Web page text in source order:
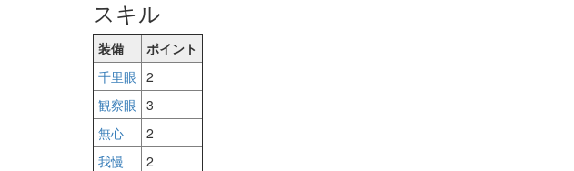
スキル
装備
ポイント
千里眼 2
観察眼 3
無心
2
我慢
2